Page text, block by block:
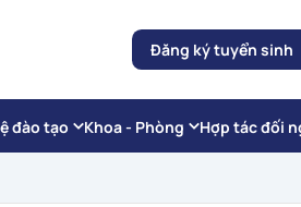
Đăng ký tuyển sinh
đào tạo Khoa - Phòng Hợp tác đối